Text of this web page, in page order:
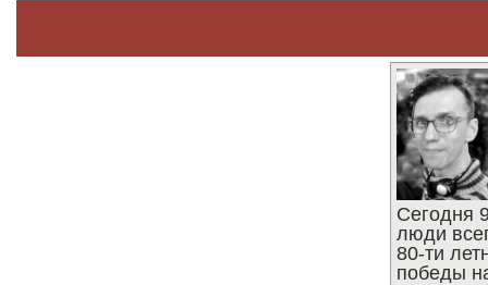
Сегодня
люди
80-ти
победы